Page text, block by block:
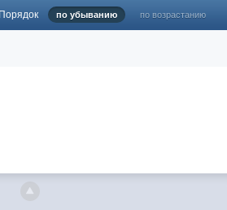
Порядок по убыванию по возрастанию